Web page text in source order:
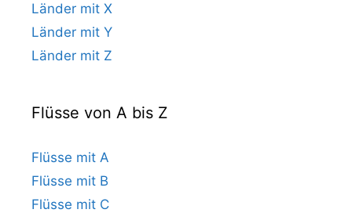
Länder mit X
Länder mit Y
Länder mit Z
Flüsse von A bis Z
Flüsse mit A
Flüsse mit B
Flüsse mit C